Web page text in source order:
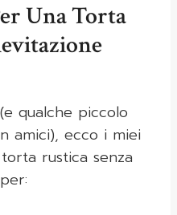
Una Torta
qualche piccolo
amici), ecco i miei
rustica senza